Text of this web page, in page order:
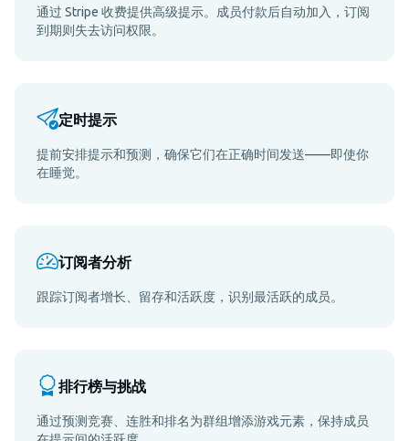
通过 Stripe 收费提供高级提示。成员付款后自动加入，订阅
到期则失去访问权限。
定时提示
提前安排提示和预测，确保它们在正确时间发送——即使你
在睡觉。
订阅者分析
跟踪订阅者增长、留存和活跃度，识别最活跃的成员。
排行榜与挑战
通过预测竞赛、连胜和排名为群组增添游戏元素，保持成员